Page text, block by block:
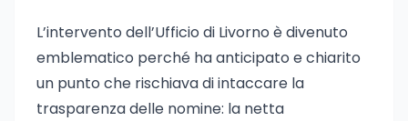
L’intervento dell’Ufficio di Livorno è divenuto
emblematico perché ha anticipato e chiarito
un punto che rischiava di intaccare la
trasparenza delle nomine: la netta